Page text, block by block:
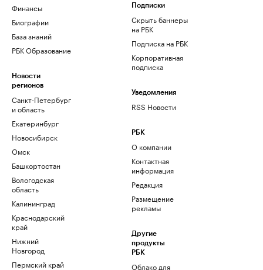
Финансы
Биографии
База знаний
РБК Образование
Новости
регионов
Санкт-Петербург
и область
Екатеринбург
Новосибирск
Омск
Башкортостан
Вологодская
область
Калининград
Краснодарский
край
Нижний
Новгород
Пермский край
Подписки
Скрыть баннеры
на РБК
Подписка на РБК
Корпоративная
подписка
Уведомления
RSS Новости
РБК
О компании
Контактная
информация
Редакция
Размещение
рекламы
Другие
продукты
РБК
Облако для